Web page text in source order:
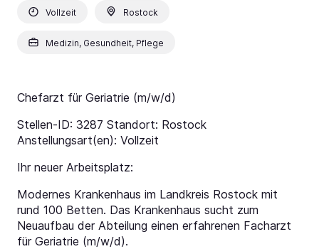
Vollzeit Rostock
Medizin, Gesundheit, Pflege
Chefarzt für Geriatrie (m/w/d)
Stellen-ID: 3287 Standort: Rostock
Anstellungsart(en): Vollzeit
Ihr neuer Arbeitsplatz:
Modernes Krankenhaus im Landkreis Rostock mit
rund 100 Betten. Das Krankenhaus sucht zum
Neuaufbau der Abteilung einen erfahrenen Facharzt
für Geriatrie (m/w/d).